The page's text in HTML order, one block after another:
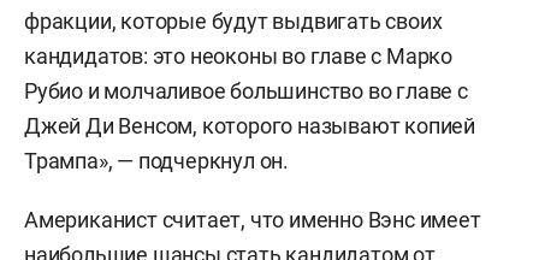
фракции, которые будут выдвигать своих
кандидатов: это неоконы во главе с Марко
Рубио и молчаливое большинство во главе с
Джей Ди Венсом, которого называют копией
Трампа», — подчеркнул он.
Американист считает, что именно Вэнс имеет
наибольшие шансы стать кандидатом от